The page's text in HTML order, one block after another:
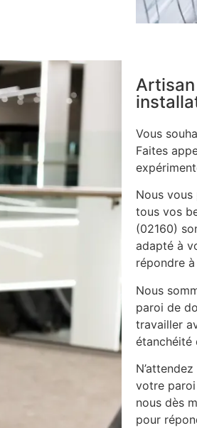
Vous
Faites
Nous
tous vos
(02160)
adapté à
répondre
Nous
paroi de
travailler
étanchéité
votre
nous dès
pour